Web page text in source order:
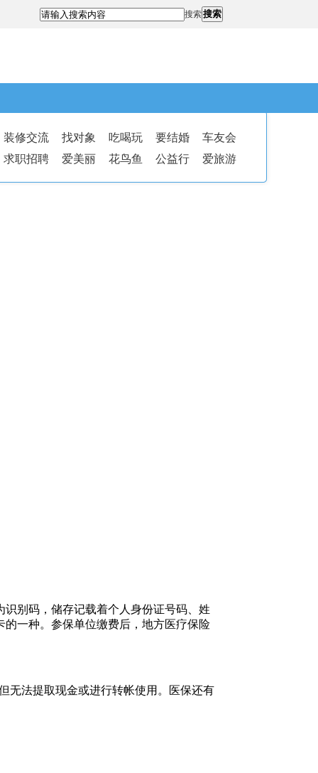
搜索搜索
装修交流 找对象 吃喝玩 要结婚
车友会
求职招聘
爱美丽 花鸟鱼 公益行 爱旅游
别码，储存记载着个人身份证号码、姓
一种。参保单位缴费后，地方医疗保险
无法提取现金或进行转帐使用。医保还有